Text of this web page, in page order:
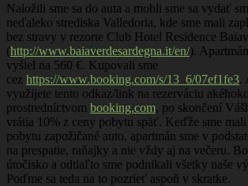
Naložili sme sa do auta a mohli sme sa vydať
neďaleko strediska Valledoria, kde sme mali
bez stravy v rezorte Club Hotel Residence
(http://www.baiaverdesardegna.it/en/).
vyšiel na 560 €. Kupovali sme
cez https://www.booking.com/s/13_6/07ef1fe3.
využijete tento odkaz/link na rezerváciu
prostredníctvom booking.com, po skončení
vrátia 10% z ceny pobytu späť. Keďže sme mali
pobytu zapožičané auto, apartmán sme v
na prespatie, raňajky a nie vždy aj na večeru.
útočisko a odtiaľto sme podnikali všetky naše
Poďme sa teda na to pozrieť aspoň v skratke.